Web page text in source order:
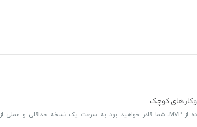
MVP چیست؟ با استفاده از MVP، شما قادر خواهید بود به سرعت یک نسخه حداقلی و عملی از